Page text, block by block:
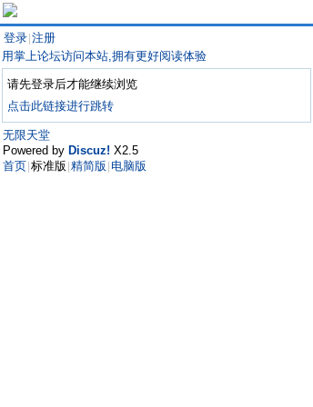
登录 注册
用掌上论坛访问本站,拥有更好阅读体验
请先登录后才能继续浏览
点击此链接进行跳转
无限天堂
Powered by Discuz! X2.5
首页 标准版 精简版 电脑版